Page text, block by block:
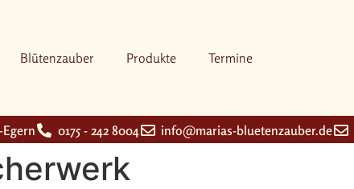
Blütenzauber Produkte Termine
Egern 0175 - 242 8004 info@marias-bluetenzauber.de